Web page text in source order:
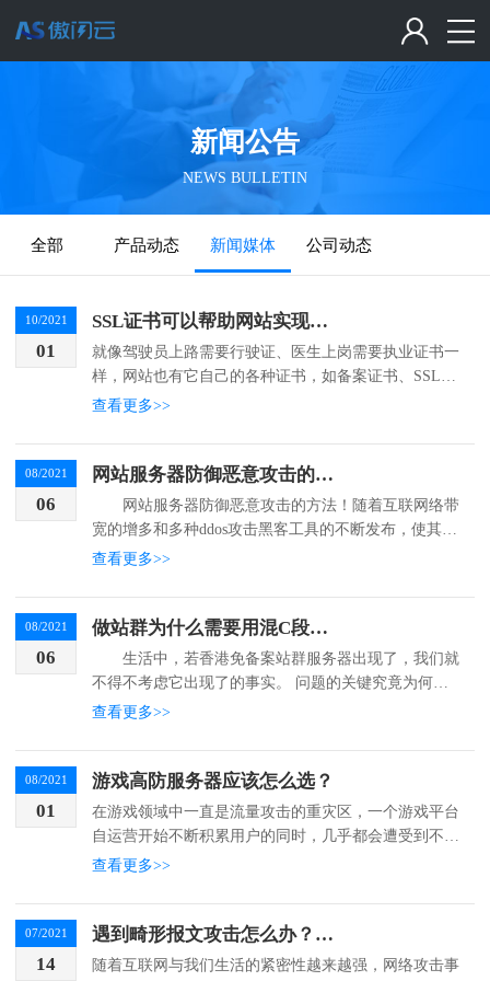
新闻公告
NEWS BULLETIN
全部 产品动态 新闻媒体 公司动态
10/2021
01
SSL证书可以帮助网站实现什么效果
就像驾驶员上路需要行驶证、医生上岗需要执业证书一
样，网站也有它自己的各种证书，如备案证书、SSL证
书等等。网站的各类证书能够确保网站的数据信息得到
今天，...
查看更多>>
08/2021
06
网站服务器防御恶意攻击的方法
网站服务器防御恶意攻击的方法！随着互联网络带
宽的增多和多种ddos攻击黑客工具的不断发布，使其dd
os攻击越来越频繁。如今DDoS攻击已不单单只出现在
查看更多>>
08/2021
06
做站群为什么需要用混C段的多IP站群服务器？有什么优势？
生活中，若香港免备案站群服务器出现了，我们就
不得不考虑它出现了的事实。 问题的关键究竟为何？
了解清楚香港免备案站群服务器到底是一种怎么样的存
站群...
查看更多>>
08/2021
01
游戏高防服务器应该怎么选？
在游戏领域中一直是流量攻击的重灾区，一个游戏平台
自运营开始不断积累用户的同时，几乎都会遭受到不同
程度的流量攻击。这是一种行业乱象，也是行业的恶性
务器发送...
查看更多>>
07/2021
14
遇到畸形报文攻击怎么办？做好防御部署是关键
随着互联网与我们生活的紧密性越来越强，网络攻击事